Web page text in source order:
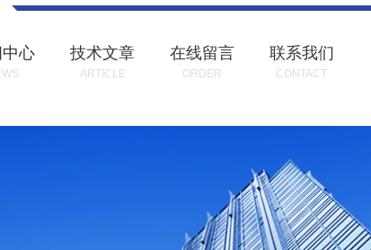
心 技术文章
ARTICLE
在线留言
ORDER
联系我们
CONTACT